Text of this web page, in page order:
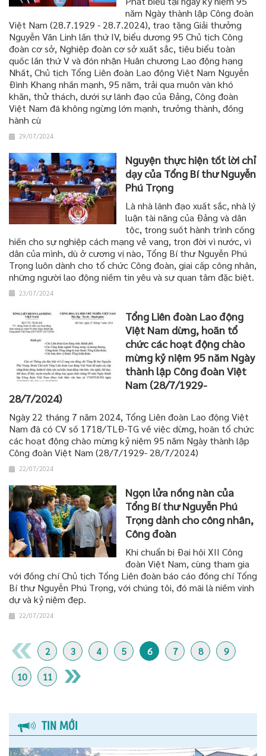
năm Ngày thành lập Công đoàn
Việt Nam (28.7.1929 - 28.7.2024), trao tặng Giải thưởng
Nguyễn Văn Linh lần thứ IV, biểu dương 95 Chủ tịch Công
đoàn cơ sở, Nghiệp đoàn cơ sở xuất sắc, tiêu biểu toàn
quốc lần thứ V và đón nhận Huân chương Lao động hạng
Nhất, Chủ tịch Tổng Liên đoàn Lao động Việt Nam Nguyễn
Đình Khang nhấn mạnh, 95 năm, trải qua muôn vàn khó
khăn, thử thách, dưới sự lãnh đạo của Đảng, Công đoàn
Việt Nam đã không ngừng lớn mạnh, trưởng thành, đồng
hành cù
29/07/2024
Nguyện thực hiện tốt lời chỉ
dạy của Tổng Bí thư Nguyễn
Phú Trọng
Là nhà lãnh đạo xuất sắc, nhà lý
luận tài năng của Đảng và dân
tộc, trong suốt hành trình cống
hiến cho sự nghiệp cách mạng vẻ vang, trọn đời vì nước, vì
dân của mình, dù ở cương vị nào, Tổng Bí thư Nguyễn Phú
Trọng luôn dành cho tổ chức Công đoàn, giai cấp công nhân,
những người lao động niềm tin yêu và sự quan tâm đặc biệt.
23/07/2024
Tổng Liên đoàn Lao động
Việt Nam dừng, hoãn tổ
chức các hoạt động chào
mừng kỷ niệm 95 năm Ngày
thành lập Công đoàn Việt
Nam (28/7/1929-
28/7/2024)
Ngày 22 tháng 7 năm 2024, Tổng Liên đoàn Lao động Việt
Nam đã có CV số 1718/TLĐ-TG về việc dừng, hoãn tổ chức
các hoạt động chào mừng kỷ niệm 95 năm Ngày thành lập
Công đoàn Việt Nam (28/7/1929- 28/7/2024)
22/07/2024
Ngọn lửa nồng nàn của
Tổng Bí thư Nguyễn Phú
Trọng dành cho công nhân,
Công đoàn
Khi chuẩn bị Đại hội XII Công
đoàn Việt Nam, cùng tham gia
với đồng chí Chủ tịch Tổng Liên đoàn báo cáo đồng chí Tổng
Bí thư Nguyễn Phú Trọng, với chúng tôi, đó mãi là niềm vinh
dự và kỷ niệm đẹp.
22/07/2024
2 3 4 5 6 7 8 9
10 11
TIN MỚI